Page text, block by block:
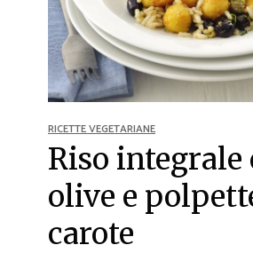
RICETTE VEGETARIANE
Riso integrale
olive e
carote